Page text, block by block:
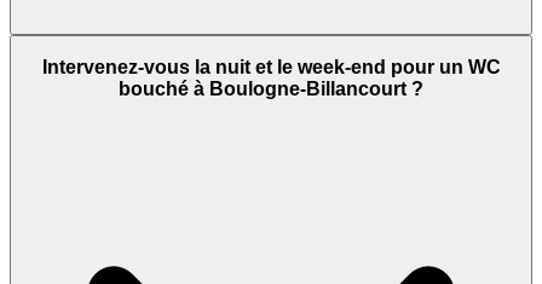
Intervenez-vous la nuit et le week-end pour un WC
bouché à Boulogne-Billancourt ?